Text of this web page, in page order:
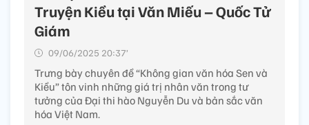
Truyện Kiều tại Văn Miếu – Quốc Tử
Giám
09/06/2025 20:37’
Trưng bày chuyên đề “Không gian văn hóa Sen và
Kiều” tôn vinh những giá trị nhân văn trong tư
tưởng của Đại thi hào Nguyễn Du và bản sắc văn
hóa Việt Nam.